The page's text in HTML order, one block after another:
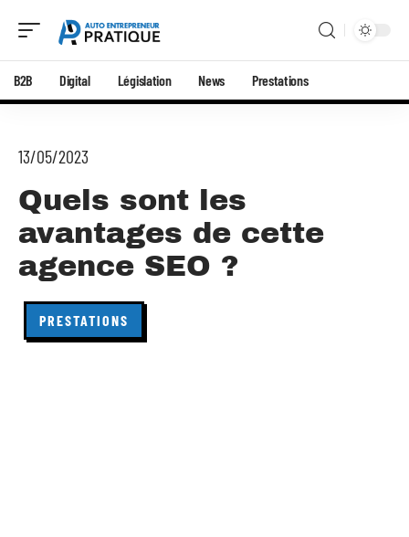
B2B Digital Législation News Prestations
13/05/2023
Quels sont les
avantages de cette
agence SEO ?
PRESTATIONS